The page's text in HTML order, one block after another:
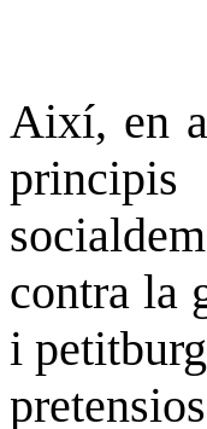
Així, en
principis
contra la
i